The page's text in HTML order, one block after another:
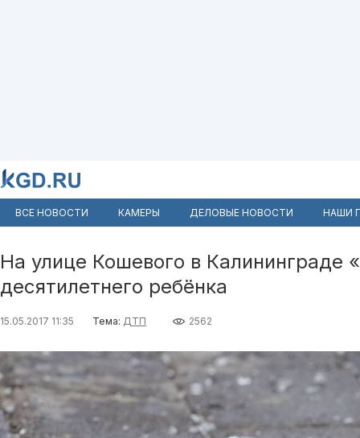
ВСЕ НОВОСТИ КАМЕРЫ ДЕЛОВЫЕ НОВОСТИ НАШИ
На улице Кошевого в Калининграде
десятилетнего ребёнка
15.05.2017 11:35 Тема: ДТП 2562